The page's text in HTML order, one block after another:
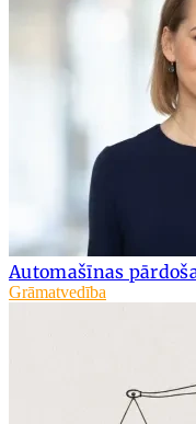
Automašīnas
Grāmatvedība